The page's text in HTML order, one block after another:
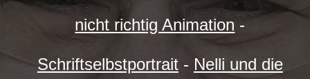
nicht richtig Animation -
Schriftselbstportrait- Nelli und die